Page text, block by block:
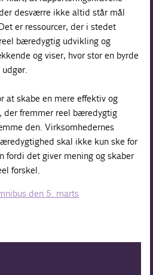
desværre ikke altid står mål
er ressourcer, der i stedet
bæredygtig udvikling og
og viser, hvor stor en byrde
at skabe en mere effektiv og
der fremmer reel bæredygtig
den. Virksomhedernes
skal ikke kun ske for
fordi det giver mening og skaber
forskel.
den 5. marts